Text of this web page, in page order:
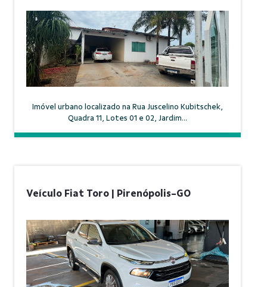
Imóvel urbano localizado na Rua Juscelino Kubitschek,
Quadra 11, Lotes 01 e 02, Jardim...
Veículo Fiat Toro | Pirenópolis-GO